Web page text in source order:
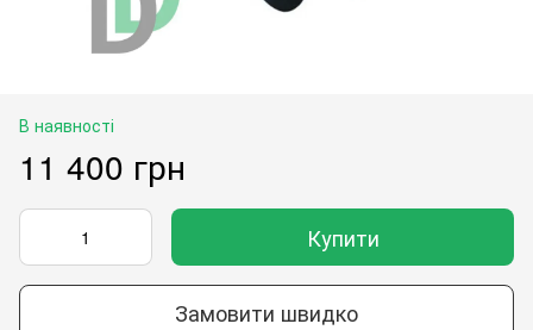
В наявності
11 400 грн
Купити
Замовити швидко